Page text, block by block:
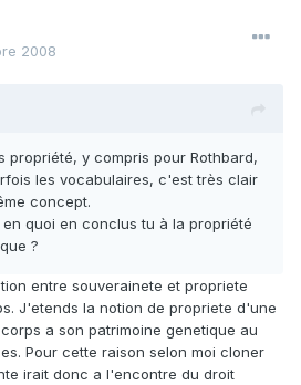
2008
propriété, y compris pour Rothbard,
les vocabulaires, c'est très clair
concept.
en quoi en conclus tu à la propriété
?
entre souverainete et propriete
J'etends la notion de propriete d'une
a son patrimoine genetique au
Pour cette raison selon moi cloner
irait donc a l'encontre du droit